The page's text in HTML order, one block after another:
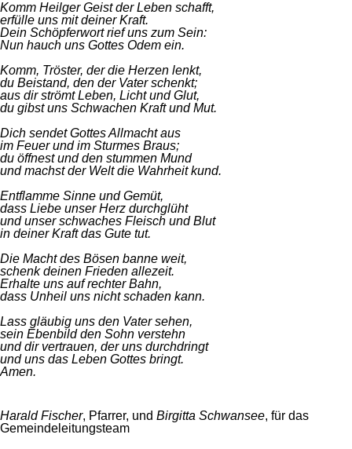
Komm Heilger Geist der Leben schafft,
erfülle uns mit deiner Kraft.
Dein Schöpferwort rief uns zum Sein:
Nun hauch uns Gottes Odem ein.
Komm, Tröster, der die Herzen lenkt,
du Beistand, den der Vater schenkt;
aus dir strömt Leben, Licht und Glut,
du gibst uns Schwachen Kraft und Mut.
Dich sendet Gottes Allmacht aus
im Feuer und im Sturmes Braus;
du öffnest und den stummen Mund
und machst der Welt die Wahrheit kund.
Entflamme Sinne und Gemüt,
dass Liebe unser Herz durchglüht
und unser schwaches Fleisch und Blut
in deiner Kraft das Gute tut.
Die Macht des Bösen banne weit,
schenk deinen Frieden allezeit.
Erhalte uns auf rechter Bahn,
dass Unheil uns nicht schaden kann.
Lass gläubig uns den Vater sehen,
sein Ebenbild den Sohn verstehn
und dir vertrauen, der uns durchdringt
und uns das Leben Gottes bringt.
Amen.
Harald Fischer, Pfarrer, und Birgitta Schwansee, für das
Gemeindeleitungsteam